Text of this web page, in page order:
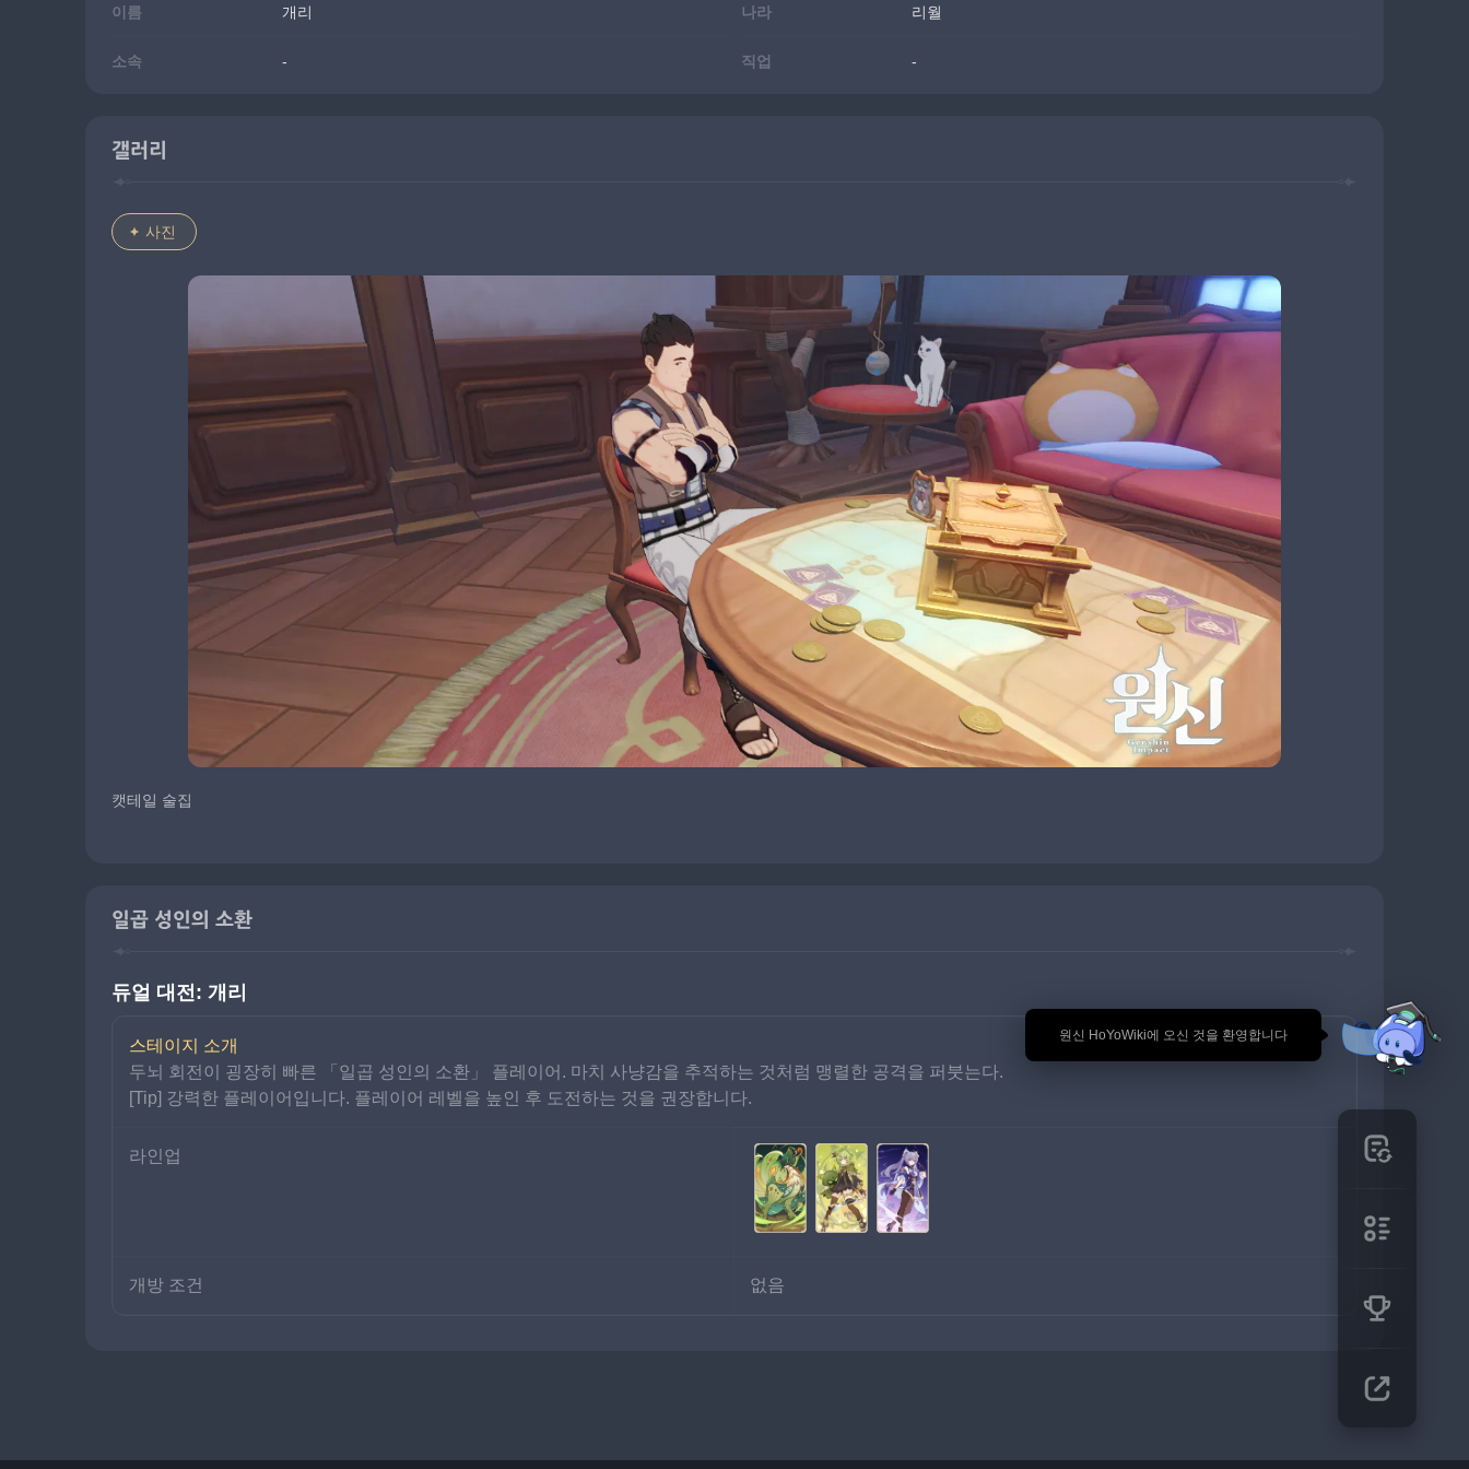
🎉 원신 HoYoWiki에 오신 것을 환영합니다
이름 개리 나라 리월
소속 - 직업 -
갤러리
사진
캣테일 술집
일곱 성인의 소환
듀얼 대전: 개리
스테이지 소개
두뇌 회전이 굉장히 빠른 「일곱 성인의 소환」 플레이어. 마치 사냥감을 추적하는 것처럼 맹렬한 공격을 퍼붓는다.
[Tip] 강력한 플레이어입니다. 플레이어 레벨을 높인 후 도전하는 것을 권장합니다.
라인업
개방 조건 없음